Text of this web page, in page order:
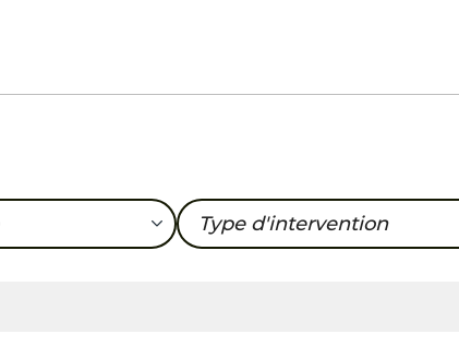
Accueil d’urgence
Type d'intervention